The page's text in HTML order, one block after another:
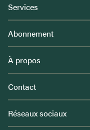
Services
Abonnement
À propos
Contact
Réseaux sociaux